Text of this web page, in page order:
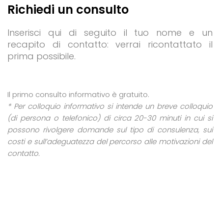
Richiedi un consulto
Inserisci qui di seguito il tuo nome e un
recapito di contatto: verrai ricontattato il
prima possibile.
Il primo consulto informativo è gratuito.
* Per colloquio informativo si intende un breve colloquio
(di persona o telefonico) di circa 20-30 minuti in cui si
possono rivolgere domande sul tipo di consulenza, sui
costi e sull’adeguatezza del percorso alle motivazioni del
contatto.